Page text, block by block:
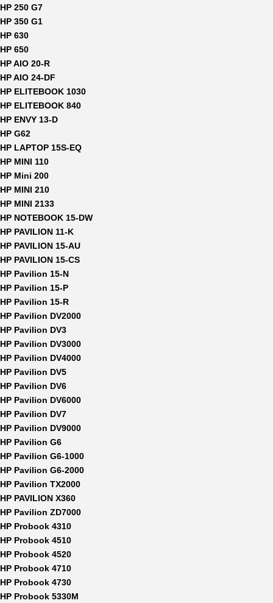
HP 250 G7
HP 350 G1
HP 630
HP 650
HP AIO 20-R
HP AIO 24-DF
HP ELITEBOOK 1030
HP ELITEBOOK 840
HP ENVY 13-D
HP G62
HP LAPTOP 15S-EQ
HP MINI 110
HP Mini 200
HP MINI 210
HP MINI 2133
HP NOTEBOOK 15-DW
HP PAVILION 11-K
HP PAVILION 15-AU
HP PAVILION 15-CS
HP Pavilion 15-N
HP Pavilion 15-P
HP Pavilion 15-R
HP Pavilion DV2000
HP Pavilion DV3
HP Pavilion DV3000
HP Pavilion DV4000
HP Pavilion DV5
HP Pavilion DV6
HP Pavilion DV6000
HP Pavilion DV7
HP Pavilion DV9000
HP Pavilion G6
HP Pavilion G6-1000
HP Pavilion G6-2000
HP Pavilion TX2000
HP PAVILION X360
HP Pavilion ZD7000
HP Probook 4310
HP Probook 4510
HP Probook 4520
HP Probook 4710
HP Probook 4730
HP Probook 5330M